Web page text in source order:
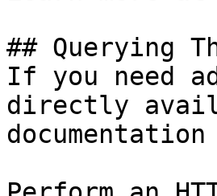
## Querying
If you need
directly